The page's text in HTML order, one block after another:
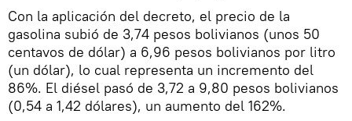
Con la aplicación del decreto, el precio de la
gasolina subió de 3,74 pesos bolivianos (unos 50
centavos de dólar) a 6,96 pesos bolivianos por litro
(un dólar), lo cual representa un incremento del
86%. El diésel pasó de 3,72 a 9,80 pesos bolivianos
(0,54 a 1,42 dólares), un aumento del 162%.